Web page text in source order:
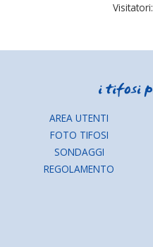
Visitatori:
AREA UTENTI
FOTO TIFOSI
SONDAGGI
REGOLAMENTO